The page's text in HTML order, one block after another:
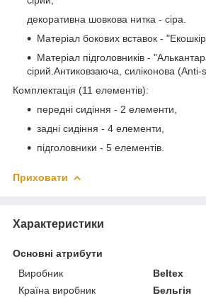
декоративна шовкова нитка - сіра.
Матеріал бокових вставок -
Матеріал підголовників -
сірий.Антиковзаюча, силіконова (Anti-
Комплектація (11 елементів):
передні сидіння - 2 елементи,
задні сидіння - 4 елементи,
підголовники - 5 елементів.
Приховати
Характеристики
Основні атрибути
Виробник
Beltex
Країна виробник
Бельгія